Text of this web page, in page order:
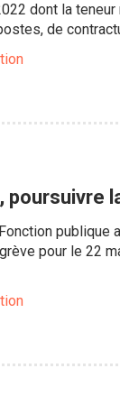
dont la
de
poursuivre
publique
pour le 22